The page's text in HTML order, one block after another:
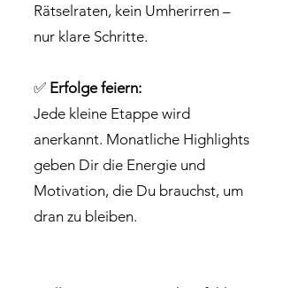
Rätselraten, kein Umherirren –
nur klare Schritte.
✅ Erfolge feiern:
Jede kleine Etappe wird
anerkannt. Monatliche Highlights
geben Dir die Energie und
Motivation, die Du brauchst, um
dran zu bleiben.